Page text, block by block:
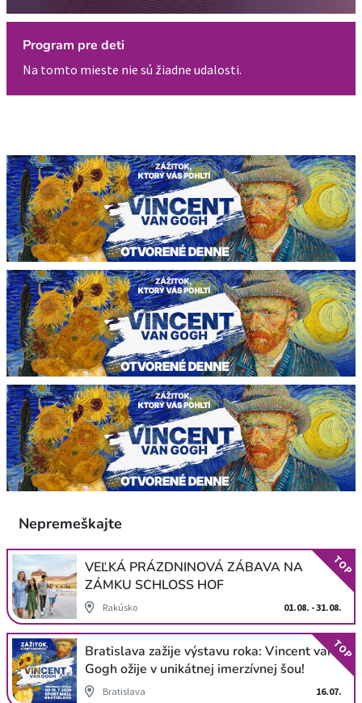
Program pre deti
Na tomto mieste nie sú žiadne udalosti.
Nepremeškajte
VEĽKÁ PRÁZDNINOVÁ ZÁBAVA NA
ZÁMKU SCHLOSS HOF
Rakúsko 01.08. - 31.08.
TOP
Bratislava zažije výstavu roka: Vincent van
Gogh ožije v unikátnej imerzívnej šou!
Bratislava 16.07.
TOP